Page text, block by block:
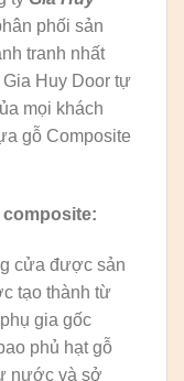
phối sản
tranh nhất
Huy Door tự
mọi khách
gỗ Composite
cửa được sản
tạo thành từ
gia gốc
phủ hạt gỗ
nước và sở